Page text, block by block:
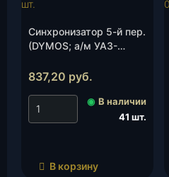
Синхронизатор 5-й пер.
(DYMOS; а/м УАЗ-
1701165-61), шт.
837,20 руб.
◉ В наличии
41 шт.
В корзину